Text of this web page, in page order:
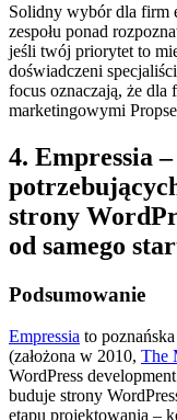
Solidny wybór dla firm
zespołu ponad
jeśli twój priorytet to
doświadczeni
focus oznaczają, że
marketingowymi
4. Empressia
strony
od samego
Podsumowanie
Empressia to
(założona w 2010, The
WordPress
buduje strony
etapu projektowania –